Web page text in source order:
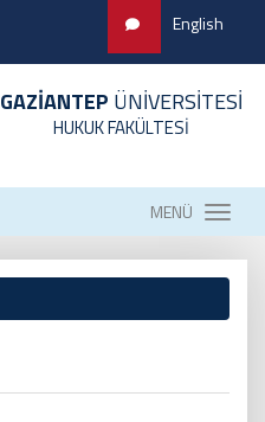
English
GAZİANTEP ÜNİVERSİTESİ
HUKUK FAKÜLTESİ
MENÜ